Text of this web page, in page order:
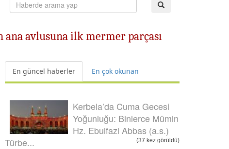
ana avlusuna ilk mermer parçası
En güncel haberler En çok okunan
Kerbela’da Cuma Gecesi
Yoğunluğu: Binlerce Mümin
Hz. Ebulfazl Abbas (a.s.)
Türbe...
(37 kez görüldü)